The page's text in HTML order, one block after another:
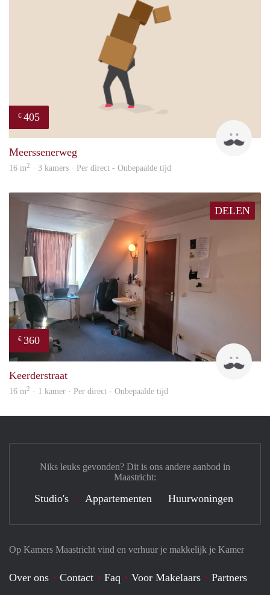
€ 405
Meerssenerweg
16 m2 · 3 kamers · Per direct - Onbepaalde tijd
DELEN
€ 360
Keerderstraat
16 m2 · 1 kamer · Per direct - Onbepaalde tijd
Op Kamers Maastricht vind en verhuur je makkelijk je Kamer
Over ons Contact Faq Voor Makelaars Partners
Niks leuks gevonden? Dit is ons andere aanbod in
Maastricht:
Studio's Appartementen Huurwoningen